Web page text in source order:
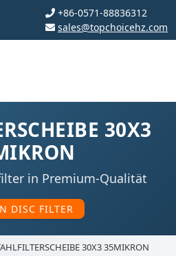
+86-0571-88836312
sales@topchoicehz.com
30X3
in Premium-Qualität
DISC FILTER
30X3 35MIKRON